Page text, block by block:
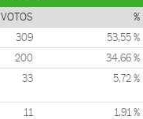
VOTOS %
309 53,55 %
200 34,66 %
33 5,72 %
11 1,91 %